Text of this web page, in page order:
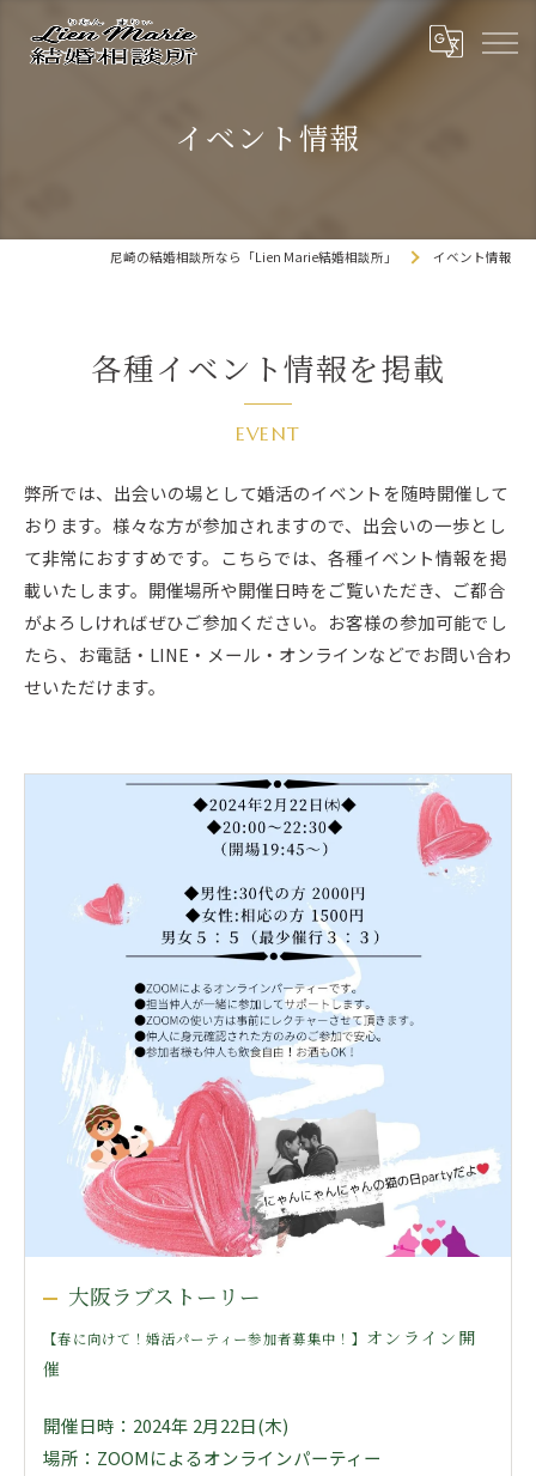
イベント情報
尼崎の結婚相談所なら「Lien Marie結婚相談所」 イベント情報
各種イベント情報を掲載
EVENT
弊所では、出会いの場として婚活のイベントを随時開催して
おります。様々な方が参加されますので、出会いの一歩とし
て非常におすすめです。こちらでは、各種イベント情報を掲
載いたします。開催場所や開催日時をご覧いただき、ご都合
がよろしければぜひご参加ください。お客様の参加可能でし
たら、お電話・LINE・メール・オンラインなどでお問い合わ
せいただけます。
大阪ラブストーリー
【春に向けて！婚活パーティー参加者募集中！】 オンライン開
催
開催日時：2024年 2月22日(木)
場所：ZOOMによるオンラインパーティー